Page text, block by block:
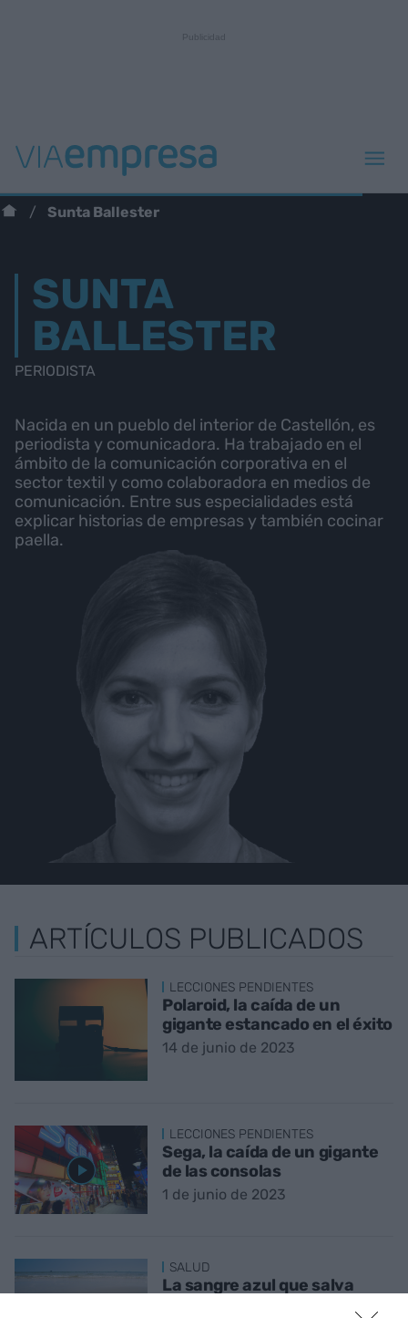
Sunta Ballester
SUNTA
BALLESTER
PERIODISTA
Nacida en un pueblo del interior de Castellón, es
periodista y comunicadora. Ha trabajado en el
ámbito de la comunicación corporativa en el
sector textil y como colaboradora en medios de
comunicación. Entre sus especialidades está
explicar historias de empresas y también cocinar
paella.
ARTÍCULOS PUBLICADOS
LECCIONES PENDIENTES
Polaroid, la caída de un
gigante estancado en el éxito
14 de junio de 2023
LECCIONES PENDIENTES
Sega, la caída de un gigante
de las consolas
1 de junio de 2023
SALUD
La sangre azul que salva